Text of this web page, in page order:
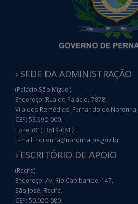
› SEDE DA ADMINISTRAÇÃO
(Palácio São Miguel)
Endereço: Rua do Palácio, 7878,
Vila dos Remédios, Fernando de Noronha.
CEP: 53.990-000.
Fone: (81) 3619-0812
E-mail: noronha@noronha.pe.gov.br
› ESCRITÓRIO DE APOIO
(Recife)
Endereço: Av. Rio Capibaribe, 147,
São José, Recife.
CEP: 50.020-080.